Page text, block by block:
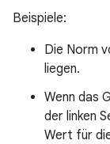
Beispiele:
Die Norm
liegen.
Wenn das
der linken
Wert für